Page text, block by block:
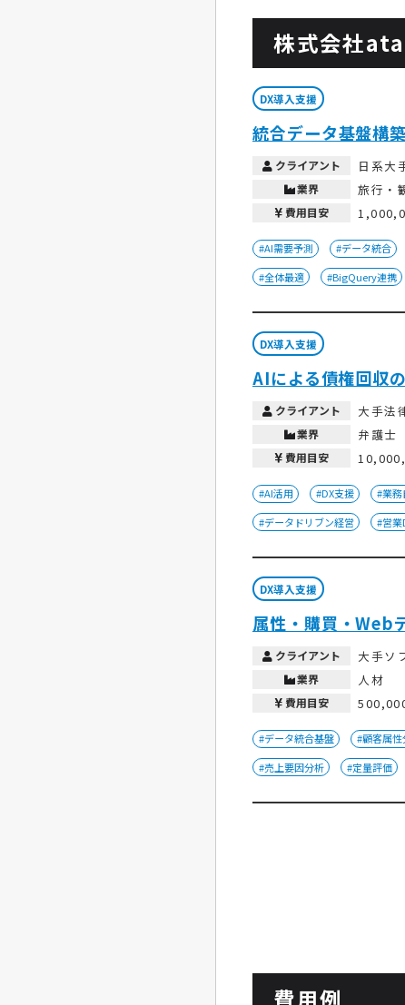
株式会社
DX導入支援
統合データ基盤構
クライアント 日系大
業界 旅行・
費用目安
#AI需要予測 #データ統合
#全体最適
#BigQuery連携
DX導入支援
AIによる債権回収
クライアント 大手法
業界 弁護士
費用目安
#AI活用 #DX支援 #業務
#データドリブン経営
#営業
DX導入支援
属性・購買・Web
クライアント 大手ソ
業界 人材
費用目安
#データ統合基盤 #顧客属性
#売上要因分析
#定量評価
費用例